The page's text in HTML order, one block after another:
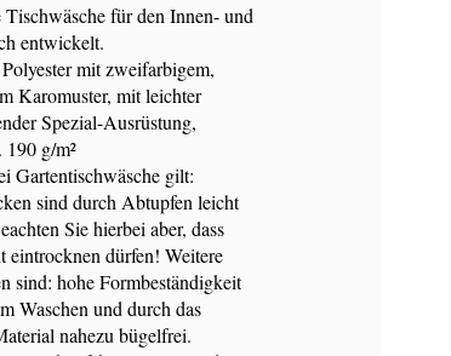
Tischwäsche für den Innen- und
entwickelt.
mit zweifarbigem,
Karomuster, mit leichter
Spezial-Ausrüstung,
g/m²
Gartentischwäsche gilt:
sind durch Abtupfen leicht
Sie hierbei aber, dass
eintrocknen dürfen! Weitere
sind: hohe Formbeständigkeit
Waschen und durch das
nahezu bügelfrei.